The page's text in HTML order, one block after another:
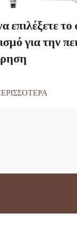
επιλέξετε
για την